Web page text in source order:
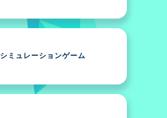
シミュレーションゲーム